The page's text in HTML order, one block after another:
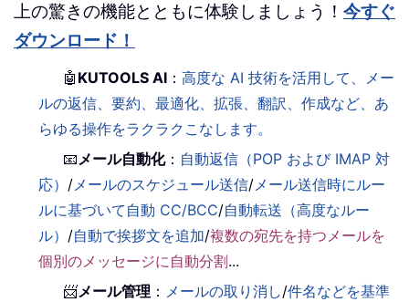
上の驚きの機能とともに体験しましょう！ 今すぐ
ダウンロード！
🤖 KUTOOLS AI ：高度な AI 技術を活用して、メー
ルの返信、要約、最適化、拡張、翻訳、作成など、あ
らゆる操作をラクラクこなします。
📧メール自動化： 自動返信（POP および IMAP 対
応） /メールのスケジュール送信/メール送信時にルー
ルに基づいて自動 CC/BCC/自動転送（高度なルー
ル） /自動で挨拶文を追加/複数の宛先を持つメールを
個別のメッセージに自動分割...
📨メール管理 ： メールの取り消し/件名などを基準